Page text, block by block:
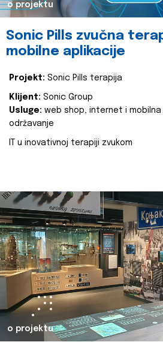
o projektu
Sonic Pills zvučna
mobilne aplikacije
Projekt: Sonic Pills terapija
Klijent: Sonic Group
Usluge: web shop, internet i
održavanje
IT u inovativnoj terapiji zvukom
o projektu